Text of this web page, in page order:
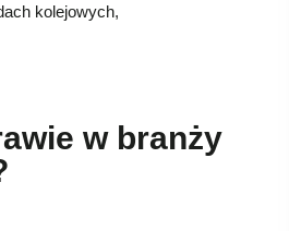
kolejowych,
w branży